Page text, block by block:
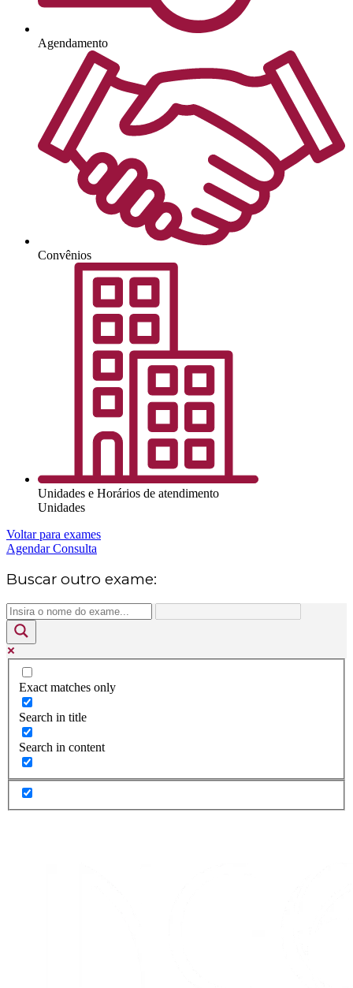
Agendamento
Convênios
Unidades e Horários de atendimento
Unidades
Voltar para exames
Agendar Consulta
Buscar outro exame:
Exact matches only
Search in title
Search in content